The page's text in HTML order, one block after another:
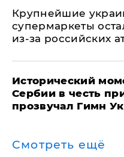
Крупнейшие
супермаркеты
из-за российских
Исторический
Сербии в честь
прозвучал Гимн
Смотреть ещё